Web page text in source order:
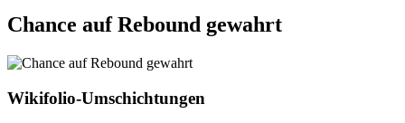
Chance auf Rebound gewahrt
Wikifolio-Umschichtungen